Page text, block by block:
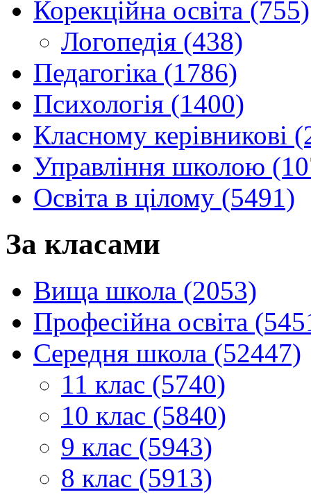
Корекційна освіта (755)
Логопедія (438)
Педагогіка (1786)
Психологія (1400)
Класному керівникові
Управління школою
Освіта в цілому (5491)
За класами
Вища школа (2053)
Професійна освіта
Середня школа (52447)
11 клас (5740)
10 клас (5840)
9 клас (5943)
8 клас (5913)